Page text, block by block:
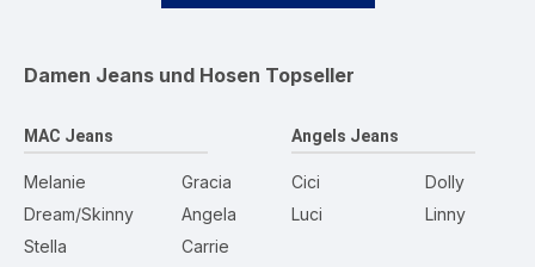
Damen Jeans und Hosen Topseller
MAC Jeans
Melanie
Dream/Skinny
Stella
Gracia
Angela
Carrie
Angels Jeans
Cici
Luci
Dolly
Linny